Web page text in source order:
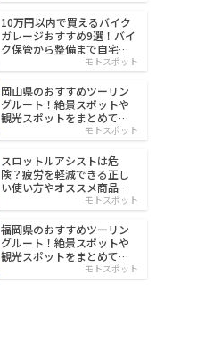
10万円以内で買えるバイク
ガレージおすすめ9選！バイ
ク保管から整備まで自宅で
モトスポット
岡山県のおすすめツーリン
グルート！絶景スポットや
観光スポットをまとめて紹
モトスポット
スロットルアシストは危
険？疲労を軽減できる正し
い使い方やオススメ商品を
モトスポット
福岡県のおすすめツーリン
グルート！絶景スポットや
観光スポットをまとめて紹
モトスポット